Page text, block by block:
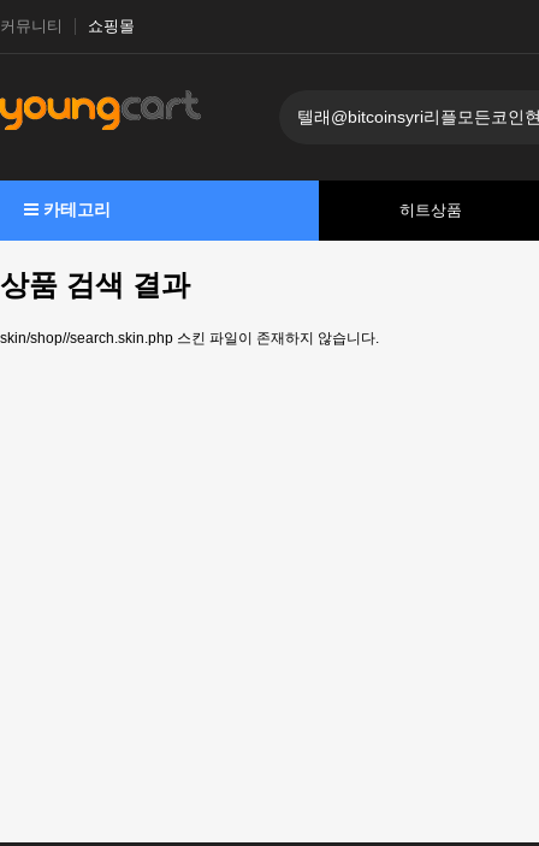
커뮤니티 쇼핑몰
카테고리 히트상품
상품 검색 결과
skin/shop//search.skin.php 스킨 파일이 존재하지 않습니다.